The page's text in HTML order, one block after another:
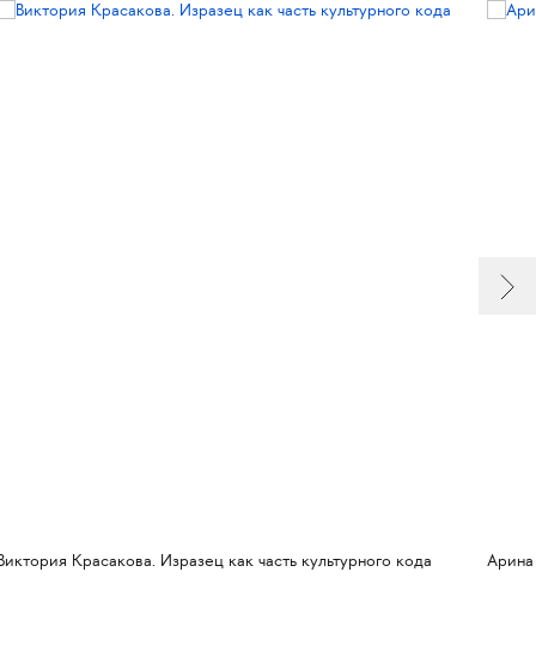
Виктория Красакова. Изразец как часть культурного кода